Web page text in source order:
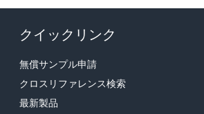
クイックリンク
無償サンプル申請
クロスリファレンス検索
最新製品